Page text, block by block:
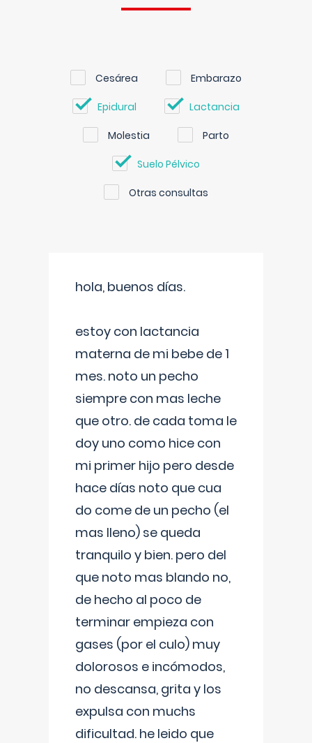
Cesárea Embarazo
Epidural Lactancia
Molestia Parto
Suelo Pélvico
Otras consultas
hola, buenos días.
estoy con lactancia
materna de mi bebe de 1
mes. noto un pecho
siempre con mas leche
que otro. de cada toma le
doy uno como hice con
mi primer hijo pero desde
hace días noto que cua
do come de un pecho (el
mas lleno) se queda
tranquilo y bien. pero del
que noto mas blando no,
de hecho al poco de
terminar empieza con
gases (por el culo) muy
dolorosos e incómodos,
no descansa, grita y los
expulsa con muchs
dificultad. he leido que